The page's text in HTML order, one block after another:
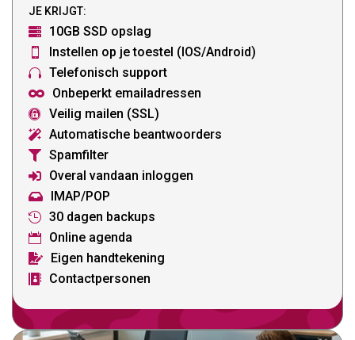
JE KRIJGT:

10GB SSD opslag
 Instellen op je toestel (IOS/Android)
 Telefonisch support
 Onbeperkt emailadressen
 Veilig mailen (SSL)
 Automatische beantwoorders
 Spamfilter
 Overal vandaan inloggen
 IMAP/POP
 30 dagen backups
 Online agenda
 Eigen handtekening
 Contactpersonen